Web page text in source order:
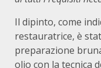
Il dipinto, come
restauratrice, è
preparazione
olio con la tecnica